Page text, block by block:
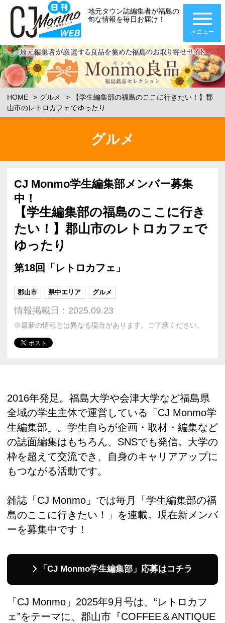
地元タウン誌編集者が福島の
旬な情報を毎日お届け！
メニュー
HOME グルメ
【学生編集部の福島のここに行きたい！】郡
山市のレトロカフェでゆったり
グルメ
CJ Monmo学生編集部メンバー募集
中！
【学生編集部の福島のここに行き
たい！】郡山市のレトロカフェで
ゆったり
第18回「レトロカフェ」
郡山市 県中エリア グルメ
情報掲載日：2025.09.23
※最新の情報とは異なる場合があります。ご了承ください。
2016年発足。福島大学や会津大学など福島県
全域の学生主体で運営している「CJ Monmo学
生編集部」。学生自らが企画・取材・編集など
の誌面編集はもちろん、SNSでも発信。大学の
枠を超えて交流でき、自身のキャリアアップに
もつながる活動です。
雑誌「CJ Monmo」では毎月「学生編集部の福
島のここに行きたい！」を連載。現在新メンバ
ーを募集中です！
「CJ Monmo学生編集部」応募はコチラ
「CJ Monmo」2025年9月号は、“レトロカフ
ェ”をテーマに、郡山市『COFFEE＆ANTIQUE